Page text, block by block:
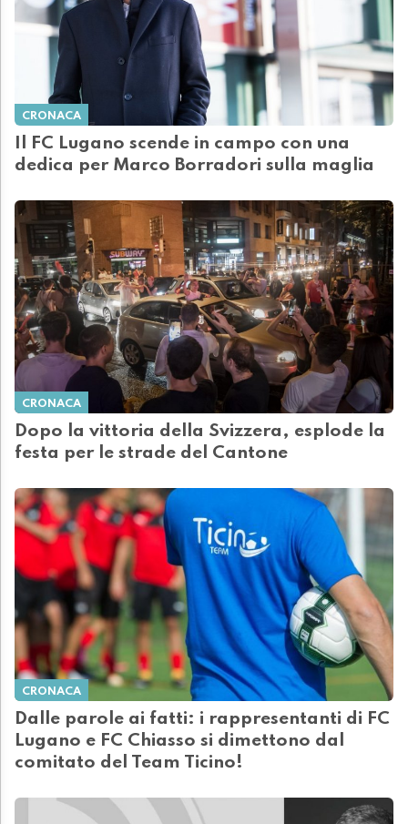
CRONACA
Il FC Lugano scende in campo con una
dedica per Marco Borradori sulla maglia
CRONACA
Dopo la vittoria della Svizzera, esplode la
festa per le strade del Cantone
CRONACA
Dalle parole ai fatti: i rappresentanti di FC
Lugano e FC Chiasso si dimettono dal
comitato del Team Ticino!